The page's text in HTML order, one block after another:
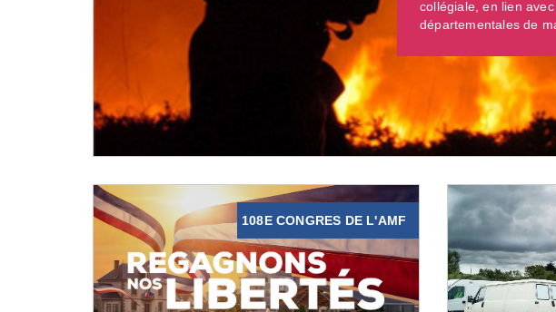
collégiale, en lien
départementales de
108E CONGRES DE L'AMF